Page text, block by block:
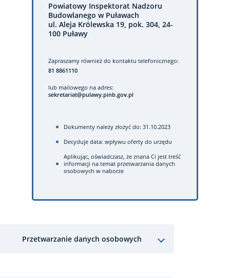
Powiatowy Inspektorat Nadzoru
Budowlanego w Puławach
ul. Aleja Królewska 19, pok. 304, 24-
100 Puławy
Zapraszamy również do kontaktu telefonicznego:
81 8861110
lub mailowego na adres:
sekretariat@pulawy.pinb.gov.pl
Dokumenty należy złożyć do: 31.10.2023
Decyduje data: wpływu oferty do urzędu
Aplikując, oświadczasz, że znana Ci jest treść
informacji na temat przetwarzania danych
osobowych w naborze
Przetwarzanie danych osobowych